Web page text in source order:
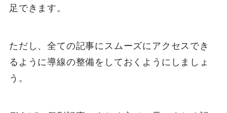
足できます。
ただし、全ての記事にスムーズにアクセスでき
るように導線の整備をしておくようにしましょ
う。